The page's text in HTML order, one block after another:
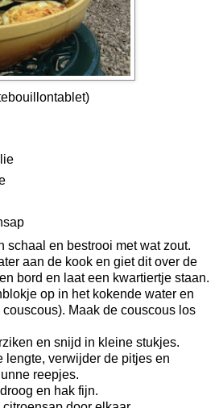
schaal en bestrooi met wat zout.
aan de kook en giet dit over de
bord en laat een kwartiertje staan.
op in het kokende water en
Maak de couscous los
en snijd in kleine stukjes.
lengte, verwijder de pitjes en
reepjes.
en hak fijn.